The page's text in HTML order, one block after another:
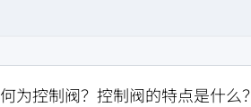
何为控制阀？控制阀的特点是什么？